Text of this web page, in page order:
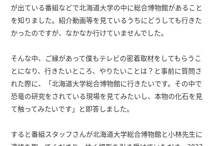
が出ている番組などで北海道大学の中に総合博物館があること
を知りました。紹介動画等を見ているうちにどうしても行きた
かったのですが、なかなか行けていませんでした。
そんな中、ご縁があって僕もテレビの密着取材をしてもらうこ
とになり、行きたいところ、やりたいことは？と事前に質問さ
れた際に、「北海道大学総合博物館に行きたいです。その中で
恐竜の研究をされている現場を見てみたいし、本物の化石を見
て触ってみたいです」と即答しました。
すると番組スタッフさんが北海道大学総合博物館と小林先生に